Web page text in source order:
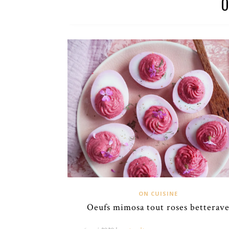
ON CUISINE
Oeufs mimosa tout roses betterave